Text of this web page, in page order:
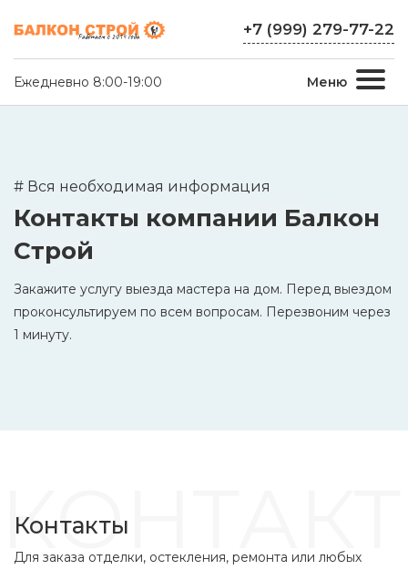
+7 (999) 279-77-22
Ежедневно 8:00-19:00 Меню
# Вся необходимая информация
Контакты компании Балкон
Строй
Закажите услугу выезда мастера на дом. Перед выездом
проконсультируем по всем вопросам. Перезвоним через
1 минуту.
Контакты
Для заказа отделки, остекления, ремонта или любых